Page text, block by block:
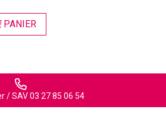
PANIER
/ SAV 03 27 85 06 54